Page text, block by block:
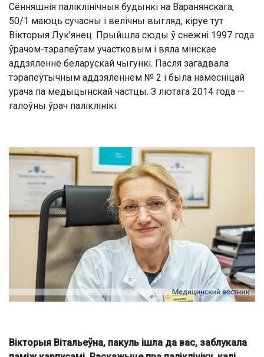
Сённяшнія паліклінічныя будынкі на Варанянскага,
50/1 маюць сучасны і велічны выгляд, кіруе тут
Вікторыя Лук’янец. Прыйшла сюды ў снежні 1997 года
ўрачом-тэрапеўтам участковым і вяла мінскае
аддзяленне беларускай чыгункі. Пасля загадвала
тэрапеўтычным аддзяленнем № 2 і была намесніцай
урача па медыцынскай частцы. З лютага 2014 года —
галоўны ўрач паліклінікі.
Вікторыя Вітальеўна, пакуль ішла да вас, заблукала